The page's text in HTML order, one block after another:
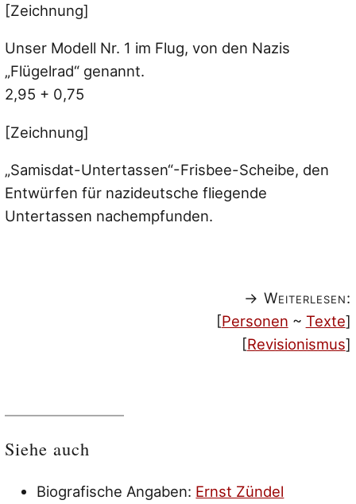
[Zeichnung]
Unser Modell Nr. 1 im Flug, von den Nazis
„Flügelrad“ genannt.
2,95 + 0,75
[Zeichnung]
„Samisdat-Untertassen“-Frisbee-Scheibe, den
Entwürfen für nazideutsche fliegende
Untertassen nachempfunden.
→ Weiterlesen:
[Personen ~ Texte]
[Revisionismus]
Siehe auch
Biografische Angaben: Ernst Zündel